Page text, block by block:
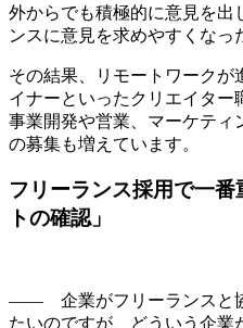
外からでも積極的に意見を出
ンスに意見を求めやすくなっ
その結果、
リモートワークが
イナーといったクリエイター
事業開発や営業、マーケティ
の募集も増えています。
フリーランス採用で一
トの確認」